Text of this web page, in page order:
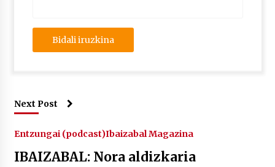
Next Post
Entzungai (podcast)Ibaizabal Magazina
IBAIZABAL: Nora aldizkaria